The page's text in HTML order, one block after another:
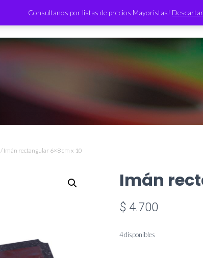
Consultanos por listas de precios Mayoristas! Descartar
/ Imán rectangular 6×8 cm x 10
Imán
$ 4.700
4 disponibles